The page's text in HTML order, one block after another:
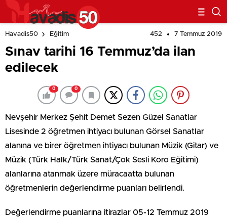
Havadis50 Eğitim 452 7 Temmuz 2019
Sınav tarihi 16 Temmuz’da ilan
edilecek
0 0
Nevşehir Merkez Şehit Demet Sezen Güzel Sanatlar
Lisesinde 2 öğretmen ihtiyacı bulunan Görsel Sanatlar
alanına ve birer öğretmen ihtiyacı bulunan Müzik (Gitar) ve
Müzik (Türk Halk/Türk Sanat/Çok Sesli Koro Eğitimi)
alanlarına atanmak üzere müracaatta bulunan
öğretmenlerin değerlendirme puanları belirlendi.
Değerlendirme puanlarına itirazlar 05-12 Temmuz 2019